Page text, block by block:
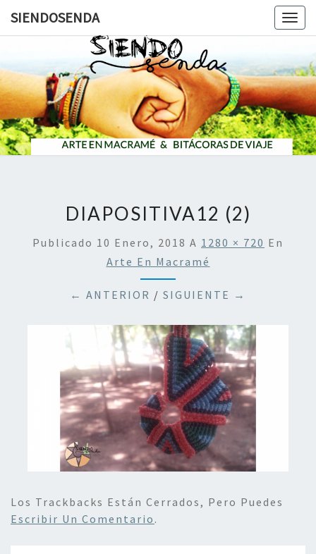
SIENDOSENDA
DIAPOSITIVA12 (2)
Publicado 10 Enero, 2018 A 1280 × 720 En
Arte En Macramé
← ANTERIOR / SIGUIENTE →
Los Trackbacks Están Cerrados, Pero Puedes
Escribir Un Comentario .